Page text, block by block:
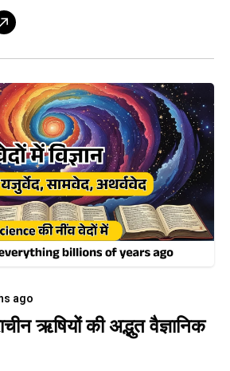
ago
ऋषियों की अद्भुत वैज्ञानिक